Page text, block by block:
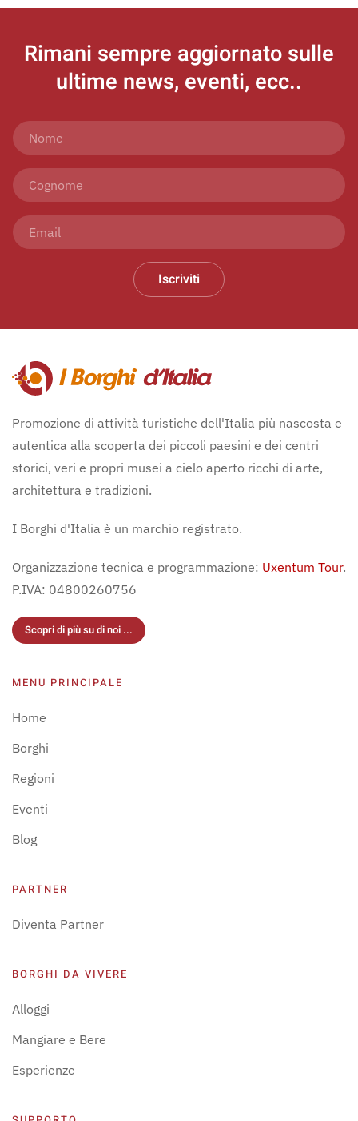
Rimani sempre aggiornato sulle
ultime news, eventi, ecc..
Iscriviti
Promozione di attività turistiche dell'Italia più nascosta e
autentica alla scoperta dei piccoli paesini e dei centri
storici, veri e propri musei a cielo aperto ricchi di arte,
architettura e tradizioni.
I Borghi d'Italia è un marchio registrato.
Organizzazione tecnica e programmazione: Uxentum Tour.
P.IVA: 04800260756
Scopri di più su di noi ...
MENU PRINCIPALE
Home
Borghi
Regioni
Eventi
Blog
PARTNER
Diventa Partner
BORGHI DA VIVERE
Alloggi
Mangiare e Bere
Esperienze